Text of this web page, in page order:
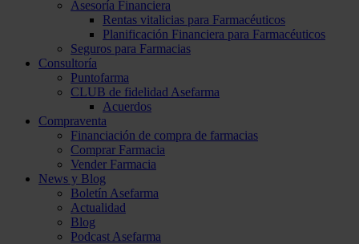
Asesoría Financiera
Rentas vitalicias para Farmacéuticos
Planificación Financiera para Farmacéuticos
Seguros para Farmacias
Consultoría
Puntofarma
CLUB de fidelidad Asefarma
Acuerdos
Compraventa
Financiación de compra de farmacias
Comprar Farmacia
Vender Farmacia
News y Blog
Boletín Asefarma
Actualidad
Blog
Podcast Asefarma